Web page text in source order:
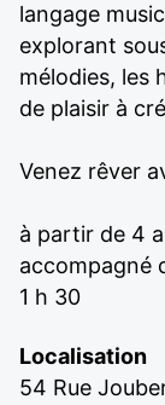
langage
explorant
mélodies, les
de plaisir à
Venez rêver
à partir de 4
accompagné
1 h 30
Localisation
54 Rue